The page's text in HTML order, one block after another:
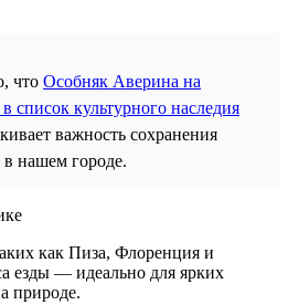
что Особняк Аверина на
список культурного наследия
важность сохранения
в нашем городе.
как Пиза, Флоренция и
езды — идеально для ярких
природе.